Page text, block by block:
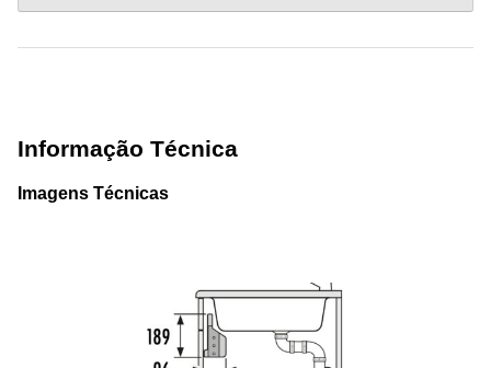
Informação Técnica
Imagens Técnicas